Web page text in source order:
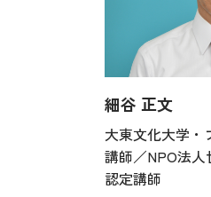
細谷 正文
大東文化大学・
講師／NPO法
認定講師